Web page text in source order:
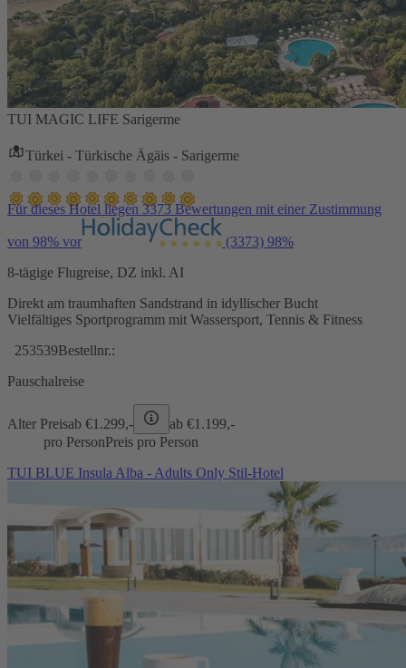
TUI MAGIC LIFE Sarigerme
Türkei - Türkische Ägäis - Sarigerme
Für dieses Hotel liegen 3373 Bewertungen mit einer Zustimmung
von 98% vor (3373) 98%
8-tägige Flugreise, DZ inkl. AI
Direkt am traumhaften Sandstrand in idyllischer Bucht
Vielfältiges Sportprogramm mit Wassersport, Tennis & Fitness
253539Bestellnr.:
Pauschalreise
Alter Preisab €1.299,- ab €1.199,-
pro PersonPreis pro Person
TUI BLUE Insula Alba - Adults Only Stil-Hotel